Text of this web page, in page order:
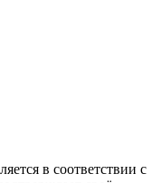
в соответствии с